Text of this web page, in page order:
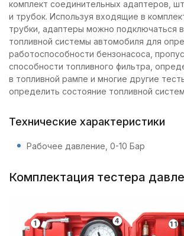
комплект соединительных адаптеров,
и трубок. Используя входящие в
трубки, адаптеры можно подключаться
топливной системы автомобиля для
работоспособности бензонасоса,
способности топливного фильтра,
в топливной рампе и многие другие
определить состояние топливной
Технические характеристики
Рабочее давление, 0-10 Бар
Комплектация тестера